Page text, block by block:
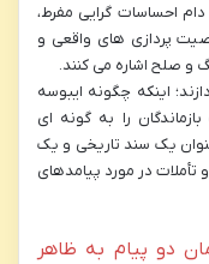
احساسات گرایی مفرط،
پردازی های واقعی و
و صلح اشاره می کنند.
اینکه چگونه ایبوسه
را به گونه ای
یک سند تاریخی و یک
تأملات در مورد پیامدهای
دو پیام به ظاهر